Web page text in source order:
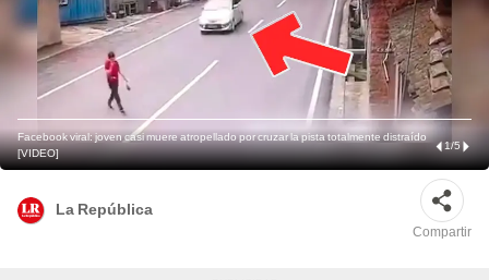
Facebook viral: joven casi muere atropellado por cruzar la pista totalmente distraído
[VIDEO]
1/5
La República
Compartir